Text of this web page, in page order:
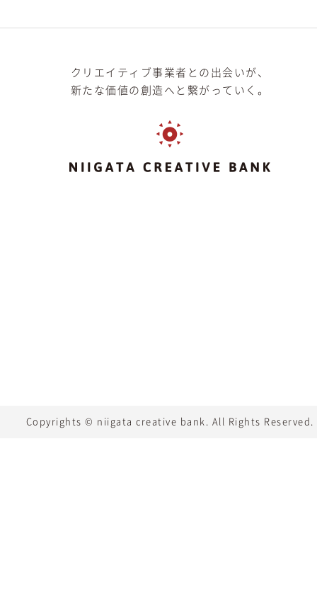
クリエイティブ事業者との出会いが、
新たな価値の創造へと繋がっていく。
Copyrights © niigata creative bank. All Rights Reserved.